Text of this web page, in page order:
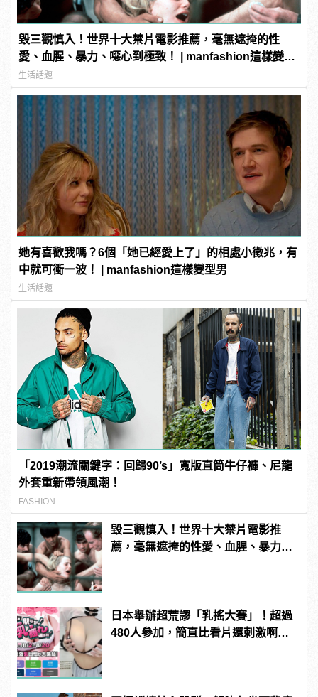
毀三觀慎入！世界十大禁片電影推薦，毫無遮掩的性
愛、血腥、暴力、噁心到極致！ | manfashion這樣變型
男
生活話題
她有喜歡我嗎？6個「她已經愛上了」的相處小徵兆，有
中就可衝一波！ | manfashion這樣變型男
生活話題
「2019潮流關鍵字：回歸90’s」寬版直筒牛仔褲、尼龍
外套重新帶領風潮！
FASHION
毀三觀慎入！世界十大禁片電影推
薦，毫無遮掩的性愛、血腥、暴力、
日本舉辦超荒謬「乳搖大賽」！超過
480人參加，簡直比看片還刺激啊！ |